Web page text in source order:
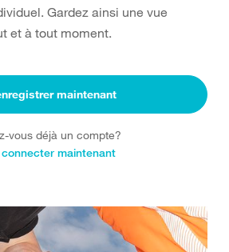
Gardez ainsi une vue
et à tout moment.
maintenant
vous déjà un compte?
connecter maintenant